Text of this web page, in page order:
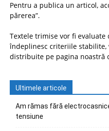
Pentru a publica un articol,
părerea”.
Textele trimise vor fi evaluate
îndeplinesc criteriile stabilite,
distribuite pe pagina noastră
Ultimele articole
Am rămas fără
tensiune